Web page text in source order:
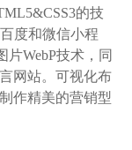
的技
度和微信小程
片WebP技术，同
网站。可视化布
作精美的营销型